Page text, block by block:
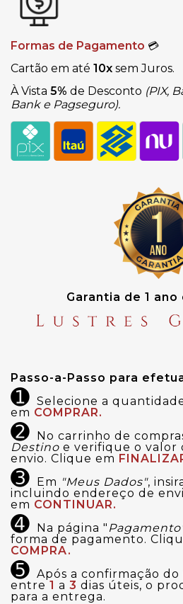
Formas de Pagamento 💳
Cartão em até 10x sem Juros.
À Vista 5% de Desconto (PIX,
Bank e Pagseguro).
Garantia de 1 ano
Passo-a-Passo para
➊ Selecione a
em COMPRAR.
➋ No carrinho de
Destino e verifique o valor
envio. Clique em
➌ Em "Meus Dados",
incluindo endereço de
em CONTINUAR.
➍ Na página "
forma de pagamento.
COMPRA.
➎ Após a confirmação
entre 1 a 3 dias úteis, o
para a entrega.